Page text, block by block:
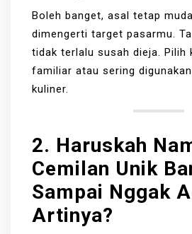
Boleh banget, asal tetap
dimengerti target pasarmu.
tidak terlalu susah dieja. Pilih
familiar atau sering
kuliner.
2. Haruskah
Cemilan Unik
Sampai Nggak
Artinya?